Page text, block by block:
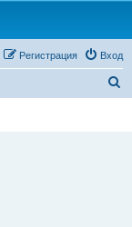
Вход
Регистрация